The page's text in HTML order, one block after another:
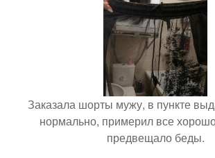
Заказала шорты мужу, в пункте
нормально, примерил все
предвещало беды.